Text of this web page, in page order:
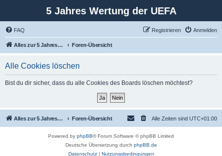
5 Jahres Wertung der UEFA
FAQ Anmelden
Registrieren
Alles zur 5 Jahreswertung / Tabelle der UEFA mit vielen Statistiken. Foren-Übersicht
Alle Cookies löschen
Bist du dir sicher, dass du alle Cookies des Boards löschen möchtest?
Alles zur 5 Jahreswertung / Tabelle der UEFA mit vielen Statistiken. Foren-Übersicht Alle Zeiten sind UTC+01:00
Powered by phpBB® Forum Software © phpBB Limited
Deutsche Übersetzung durch phpBB.de
Datenschutz| Nutzungsbedingungen